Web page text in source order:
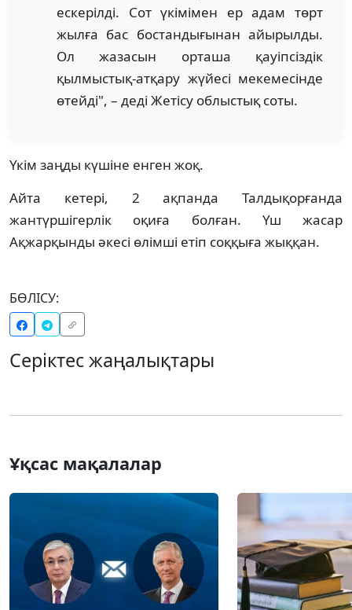
ескерілді. Сот үкімімен ер адам төрт
жылға бас бостандығынан айырылды.
Ол жазасын орташа қауіпсіздік
қылмыстық-атқару жүйесі мекемесінде
өтейді", – деді Жетісу облыстық соты.
Үкім заңды күшіне енген жоқ.
Айта кетері, 2 ақпанда Талдықорғанда
жантүршігерлік оқиға болған. Үш жасар
Ақжарқынды әкесі өлімші етіп соққыға жыққан.
БӨЛІСУ:
Серіктес жаңалықтары
Ұқсас мақалалар